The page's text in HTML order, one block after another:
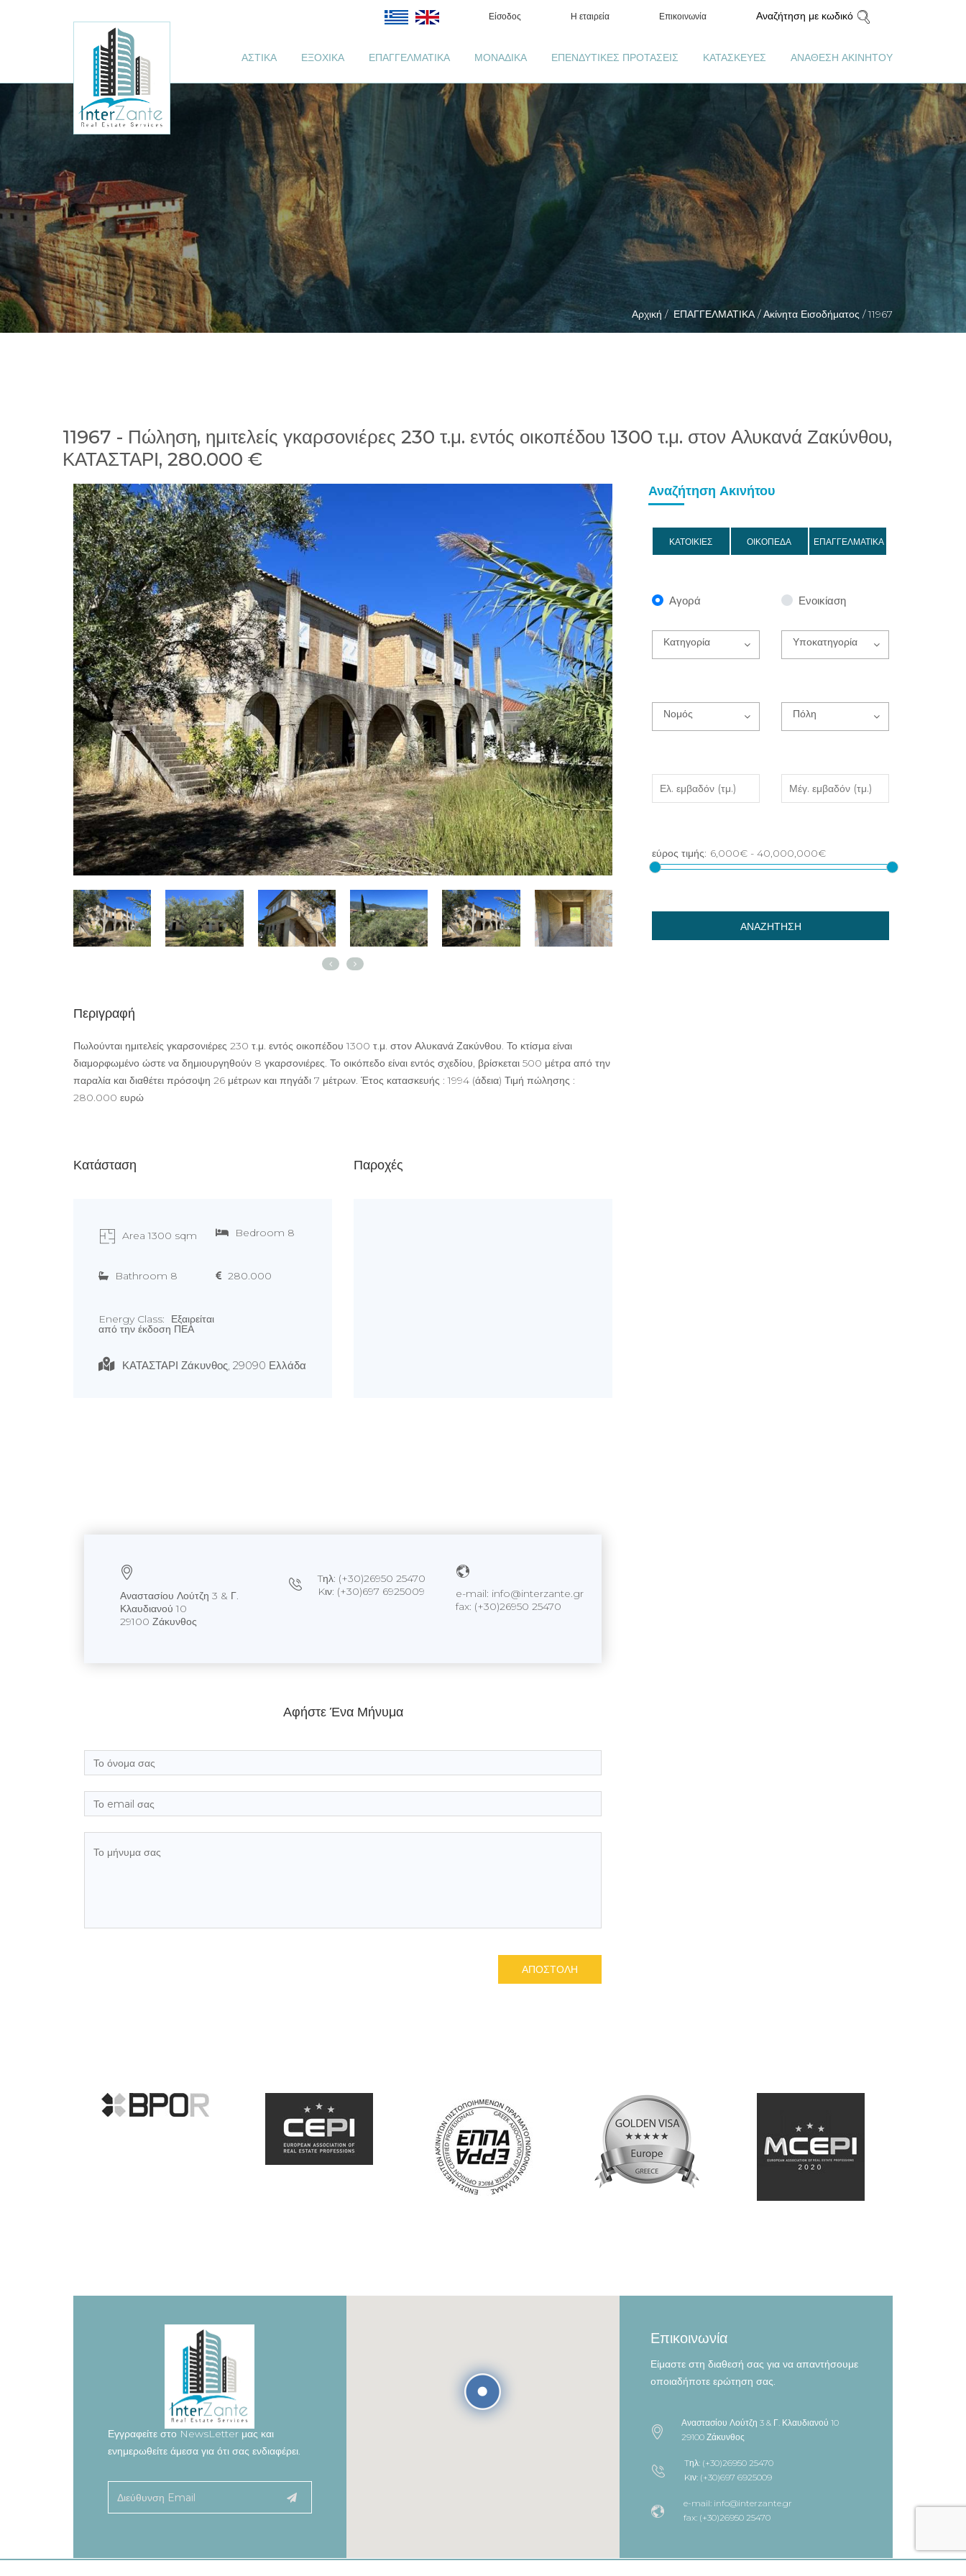
Είσοδος Η εταιρεία Επικοινωνία Αναζήτηση με κωδικό
ΑΣΤΙΚΑ ΕΞΟΧΙΚΑ ΕΠΑΓΓΕΛΜΑΤΙΚΑ ΜΟΝΑΔΙΚΑ ΕΠΕΝΔΥΤΙΚΕΣ ΠΡΟΤΑΣΕΙΣ ΚΑΤΑΣΚΕΥΕΣ ΑΝΑΘΕΣΗ ΑΚΙΝΗΤΟΥ
Αρχική / ΕΠΑΓΓΕΛΜΑΤΙΚΑ /Ακίνητα Εισοδήματος /11967
11967 - Πώληση, ημιτελείς γκαρσονιέρες 230 τ.μ. εντός οικοπέδου 1300 τ.μ. στον Αλυκανά Ζακύνθου,
ΚΑΤΑΣΤΑΡΙ, 280.000 €
Περιγραφή
Πωλούνται ημιτελείς γκαρσονιέρες 230 τ.μ. εντός οικοπέδου 1300 τ.μ. στον Αλυκανά Ζακύνθου. Το κτίσμα είναι
διαμορφωμένο ώστε να δημιουργηθούν 8 γκαρσονιέρες. Το οικόπεδο είναι εντός σχεδίου, βρίσκεται 500 μέτρα από την
παραλία και διαθέτει πρόσοψη 26 μέτρων και πηγάδι 7 μέτρων. Έτος κατασκευής : 1994 (άδεια) Τιμή πώλησης :
280.000 ευρώ
Κατάσταση
Area 1300 sqm Bedroom 8
Bathroom 8 280.000
Energy Class: Εξαιρείται
από την έκδοση ΠΕΑ
ΚΑΤΑΣΤΑΡΙ Ζάκυνθος, 29090 Ελλάδα
Παροχές
Αναστασίου Λούτζη 3 & Γ.
Κλαυδιανού 10
29100 Ζάκυνθος
Tηλ: (+30)26950 25470
Kιν: (+30)697 6925009
e-mail: info@interzante.gr
fax: (+30)26950 25470
Αφήστε Ένα Μήνυμα
ΑΠΟΣΤΟΛΗ
Αναζήτηση Ακινήτου
ΚΑΤΟΙΚΙΕΣ ΟΙΚΟΠΕΔΑ ΕΠΑΓΓΕΛΜΑΤΙΚΑ
Αγορά Ενοικίαση
Κατηγορία Υποκατηγορία
Νομός Πόλη
ΑΝΑΖΗΤΗΣΗ
Εγγραφείτε στο NewsLetter μας και
ενημερωθείτε άμεσα για ότι σας ενδιαφέρει.
Επικοινωνία
Είμαστε στη διαθεσή σας για να απαντήσουμε
οποιαδήποτε ερώτηση σας.
Αναστασίου Λούτζη 3 & Γ. Κλαυδιανού 10
29100 Ζάκυνθος
Tηλ: (+30)26950 25470
Kιν: (+30)697 6925009
e-mail: info@interzante.gr
fax: (+30)26950 25470